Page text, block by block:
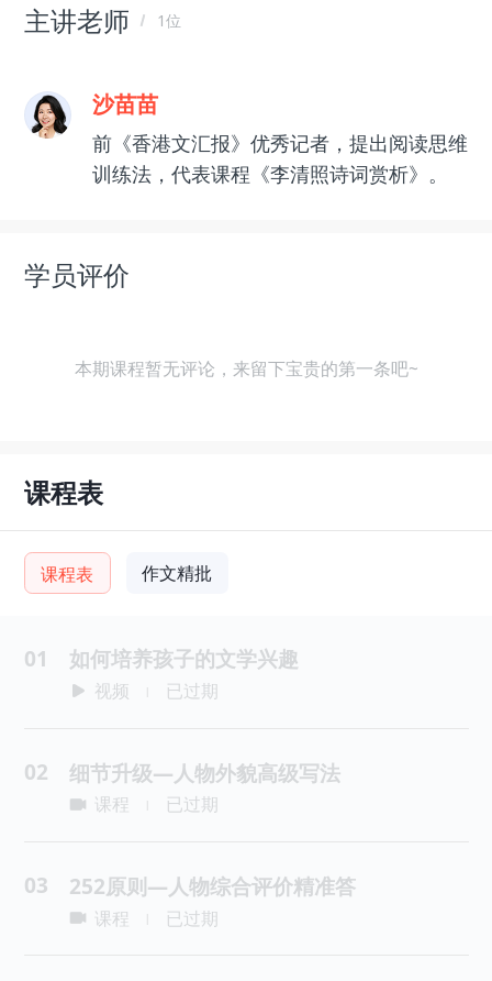
主讲老师 1位
沙苗苗
前《香港文汇报》优秀记者，提出阅读思维
训练法，代表课程《李清照诗词赏析》。
学员评价
本期课程暂无评论，来留下宝贵的第一条吧~
课程表
课程表 作文精批
01 如何培养孩子的文学兴趣
视频 已过期
02 细节升级—人物外貌高级写法
课程 已过期
03 252原则—人物综合评价精准答
课程 已过期